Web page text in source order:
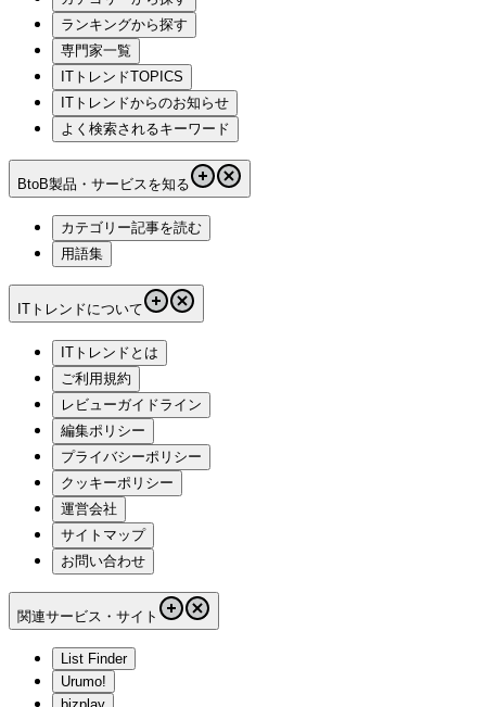
ランキングから探す
専門家一覧
ITトレンドTOPICS
ITトレンドからのお知らせ
よく検索されるキーワード
BtoB製品・サービスを知る
カテゴリー記事を読む
用語集
ITトレンドについて
ITトレンドとは
ご利用規約
レビューガイドライン
編集ポリシー
プライバシーポリシー
クッキーポリシー
運営会社
サイトマップ
お問い合わせ
関連サービス・サイト
List Finder
Urumo!